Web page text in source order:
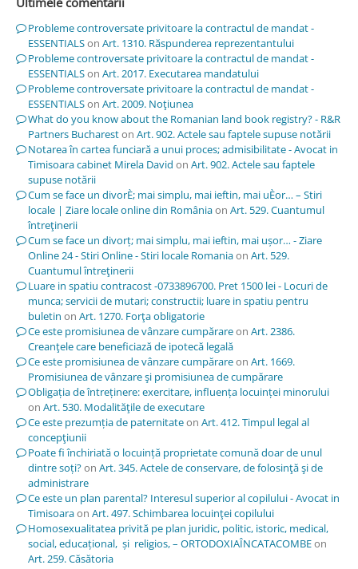
Probleme controversate privitoare la contractul de mandat -
ESSENTIALSon Art. 1310. Răspunderea reprezentantului
Probleme controversate privitoare la contractul de mandat -
ESSENTIALSon Art. 2017. Executarea mandatului
Probleme controversate privitoare la contractul de mandat -
ESSENTIALSon Art. 2009. Noţiunea
What do you know about the Romanian land book registry? - R&R
Partners Buchareston Art. 902. Actele sau faptele supuse notării
Notarea în cartea funciară a unui proces; admisibilitate - Avocat in
Timisoara cabinet Mirela David on Art. 902. Actele sau faptele
supuse notării
Cum se face un divorÈ; mai simplu, mai ieftin, mai uÈor… – Stiri
locale | Ziare locale online din Româniaon Art. 529. Cuantumul
întreţinerii
Cum se face un divorț; mai simplu, mai ieftin, mai ușor… - Ziare
Online 24 - Stiri Online - Stiri locale Romaniaon Art. 529.
Cuantumul întreţinerii
Luare in spatiu contracost -0733896700. Pret 1500 lei - Locuri de
munca; servicii de mutari; constructii; luare in spatiu pentru
buletin on Art. 1270. Forţa obligatorie
Ce este promisiunea de vânzare cumpărareon Art. 2386.
Creanţele care beneficiază de ipotecă legală
Ce este promisiunea de vânzare cumpărareon Art. 1669.
Promisiunea de vânzare şi promisiunea de cumpărare
Obligația de întreținere: exercitare, influența locuinței minorului
on Art. 530. Modalităţile de executare
Ce este prezumția de paternitateon Art. 412. Timpul legal al
concepţiunii
Poate fi închiriată o locuință proprietate comună doar de unul
dintre soți?on Art. 345. Actele de conservare, de folosinţă şi de
administrare
Ce este un plan parental? Interesul superior al copilului - Avocat in
Timisoaraon Art. 497. Schimbarea locuinţei copilului
Homosexualitatea privită pe plan juridic, politic, istoric, medical,
social, educațional, și religios, – ORTODOXIAÎNCATACOMBEon
Art. 259. Căsătoria